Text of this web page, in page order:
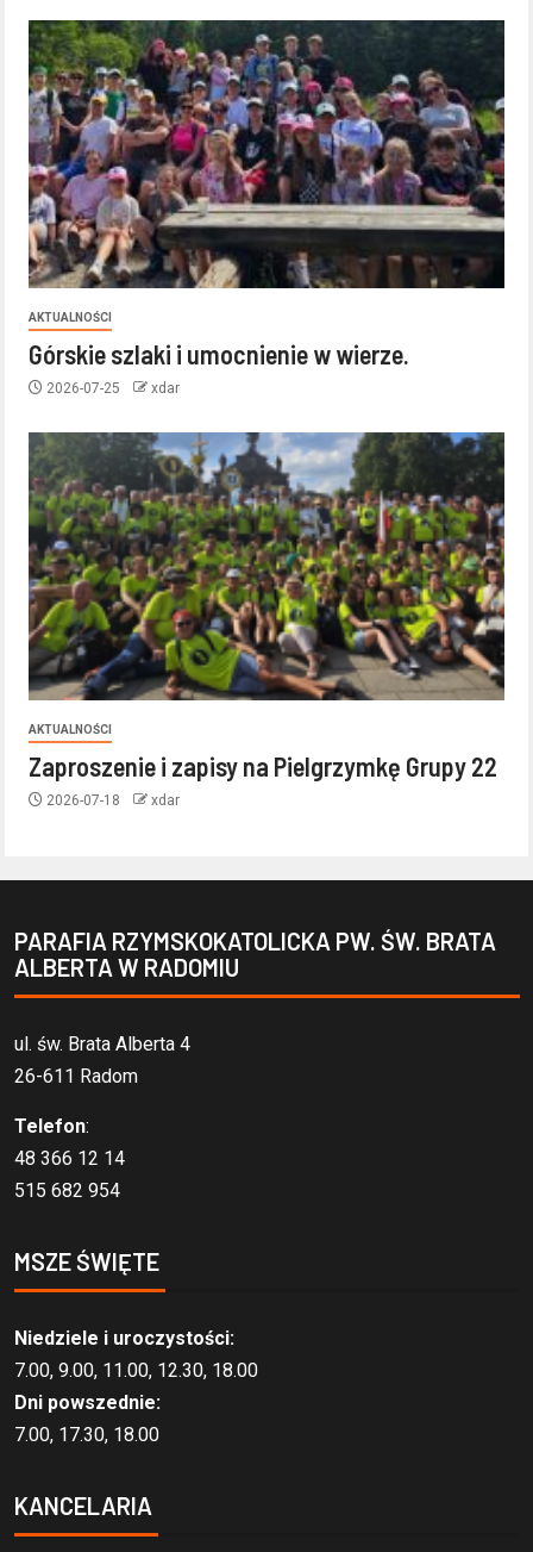
AKTUALNOŚCI
Górskie szlaki i umocnienie w wierze.
2026-07-25 xdar
AKTUALNOŚCI
Zaproszenie i zapisy na Pielgrzymkę Grupy 22
2026-07-18 xdar
PARAFIA RZYMSKOKATOLICKA PW. ŚW. BRATA
ALBERTA W RADOMIU
ul. św. Brata Alberta 4
26-611 Radom
Telefon:
48 366 12 14
515 682 954
MSZE ŚWIĘTE
Niedziele i uroczystości:
7.00, 9.00, 11.00, 12.30, 18.00
Dni powszednie:
7.00, 17.30, 18.00
KANCELARIA